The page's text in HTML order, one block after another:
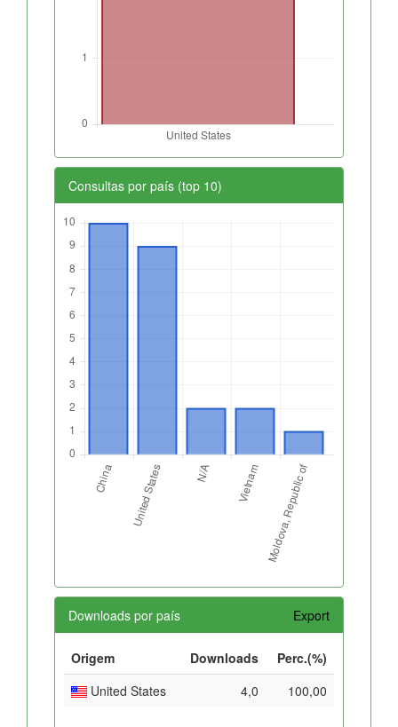
Consultas por país (top 10)
Downloads por país Export
Origem Downloads
Perc.(%)
United States
4,0 100,00